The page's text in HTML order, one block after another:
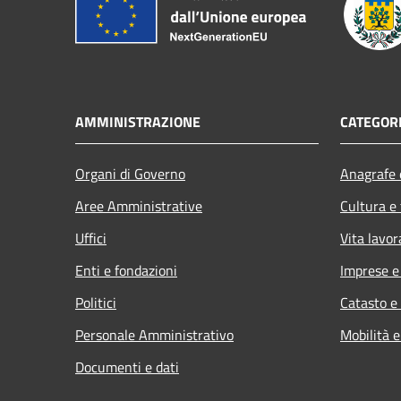
AMMINISTRAZIONE
Organi di Governo
Aree Amministrative
Uffici
Enti e fondazioni
Politici
Personale Amministrativo
Documenti e dati
Cultura
Vita
Imprese
Catasto
Mobilità